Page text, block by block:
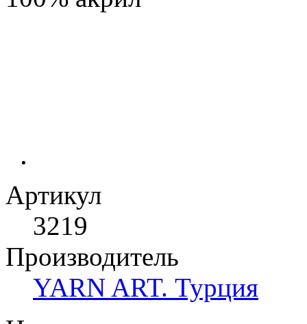
Артикул
3219
Производитель
YARN ART. Турция